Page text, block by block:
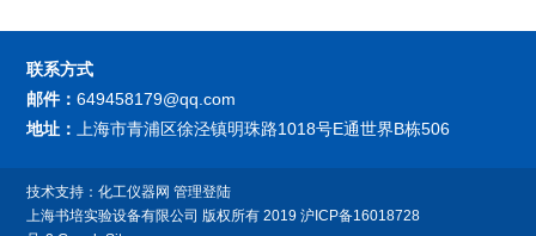
联系方式
邮件：649458179@qq.com
地址：
上海市青浦区徐泾镇明珠路1018号E通世界B栋506
技术支持：化工仪器网 管理登陆
上海书培实验设备有限公司 版权所有 2019沪ICP备16018728